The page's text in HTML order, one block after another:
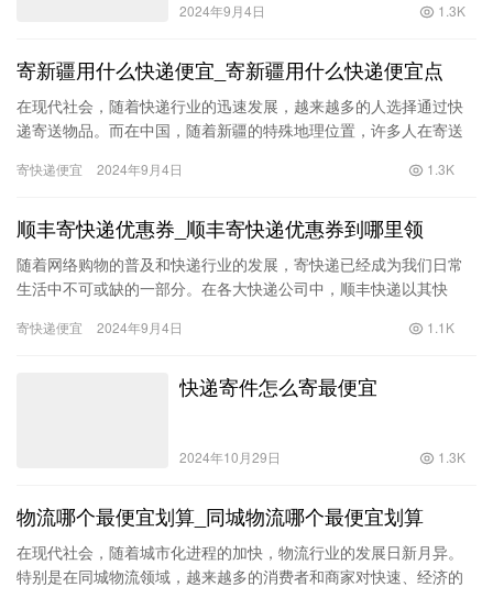
2024年9月4日 1.3K
寄新疆用什么快递便宜_寄新疆用什么快递便宜点
在现代社会，随着快递行业的迅速发展，越来越多的人选择通过快
递寄送物品。而在中国，随着新疆的特殊地理位置，许多人在寄送
司…
寄快递便宜 2024年9月4日 1.3K
顺丰寄快递优惠券_顺丰寄快递优惠券到哪里领
随着网络购物的普及和快递行业的发展，寄快递已经成为我们日常
生活中不可或缺的一部分。在各大快递公司中，顺丰快递以其快
相对较高…
寄快递便宜 2024年9月4日 1.1K
快递寄件怎么寄最便宜
2024年10月29日 1.3K
物流哪个最便宜划算_同城物流哪个最便宜划算
在现代社会，随着城市化进程的加快，物流行业的发展日新月异。
特别是在同城物流领域，越来越多的消费者和商家对快速、经济的